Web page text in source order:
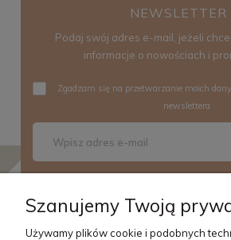
NEWSLETTER
Podaj swój adres e-mail, jeżeli
informacje o nowościach i
Zgadzam się na przetwarzanie moich
newslettera
Szanujemy Twoją
Używamy plików cookie i podobnych